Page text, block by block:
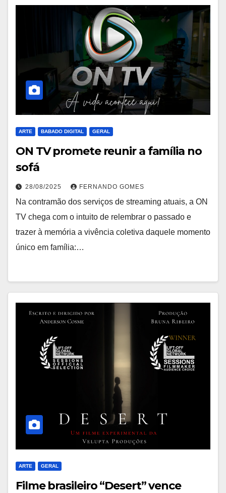
ARTE BABADO DIGITAL GERAL
ON TV promete reunir a família no
sofá
28/08/2025 FERNANDO GOMES
Na contramão dos serviços de streaming atuais, a ON
TV chega com o intuito de relembrar o passado e
trazer à memória a vivência coletiva daquele momento
único em família:…
ARTE GERAL
Filme brasileiro “Desert” vence